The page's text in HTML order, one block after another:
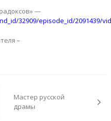
—
32909/episode_id/2091439/
–
Мастер русской
драмы